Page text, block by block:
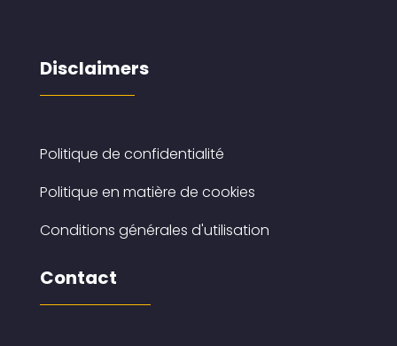
Disclaimers
Politique de confidentialité
Politique en matière de cookies
Conditions générales d'utilisation
Contact